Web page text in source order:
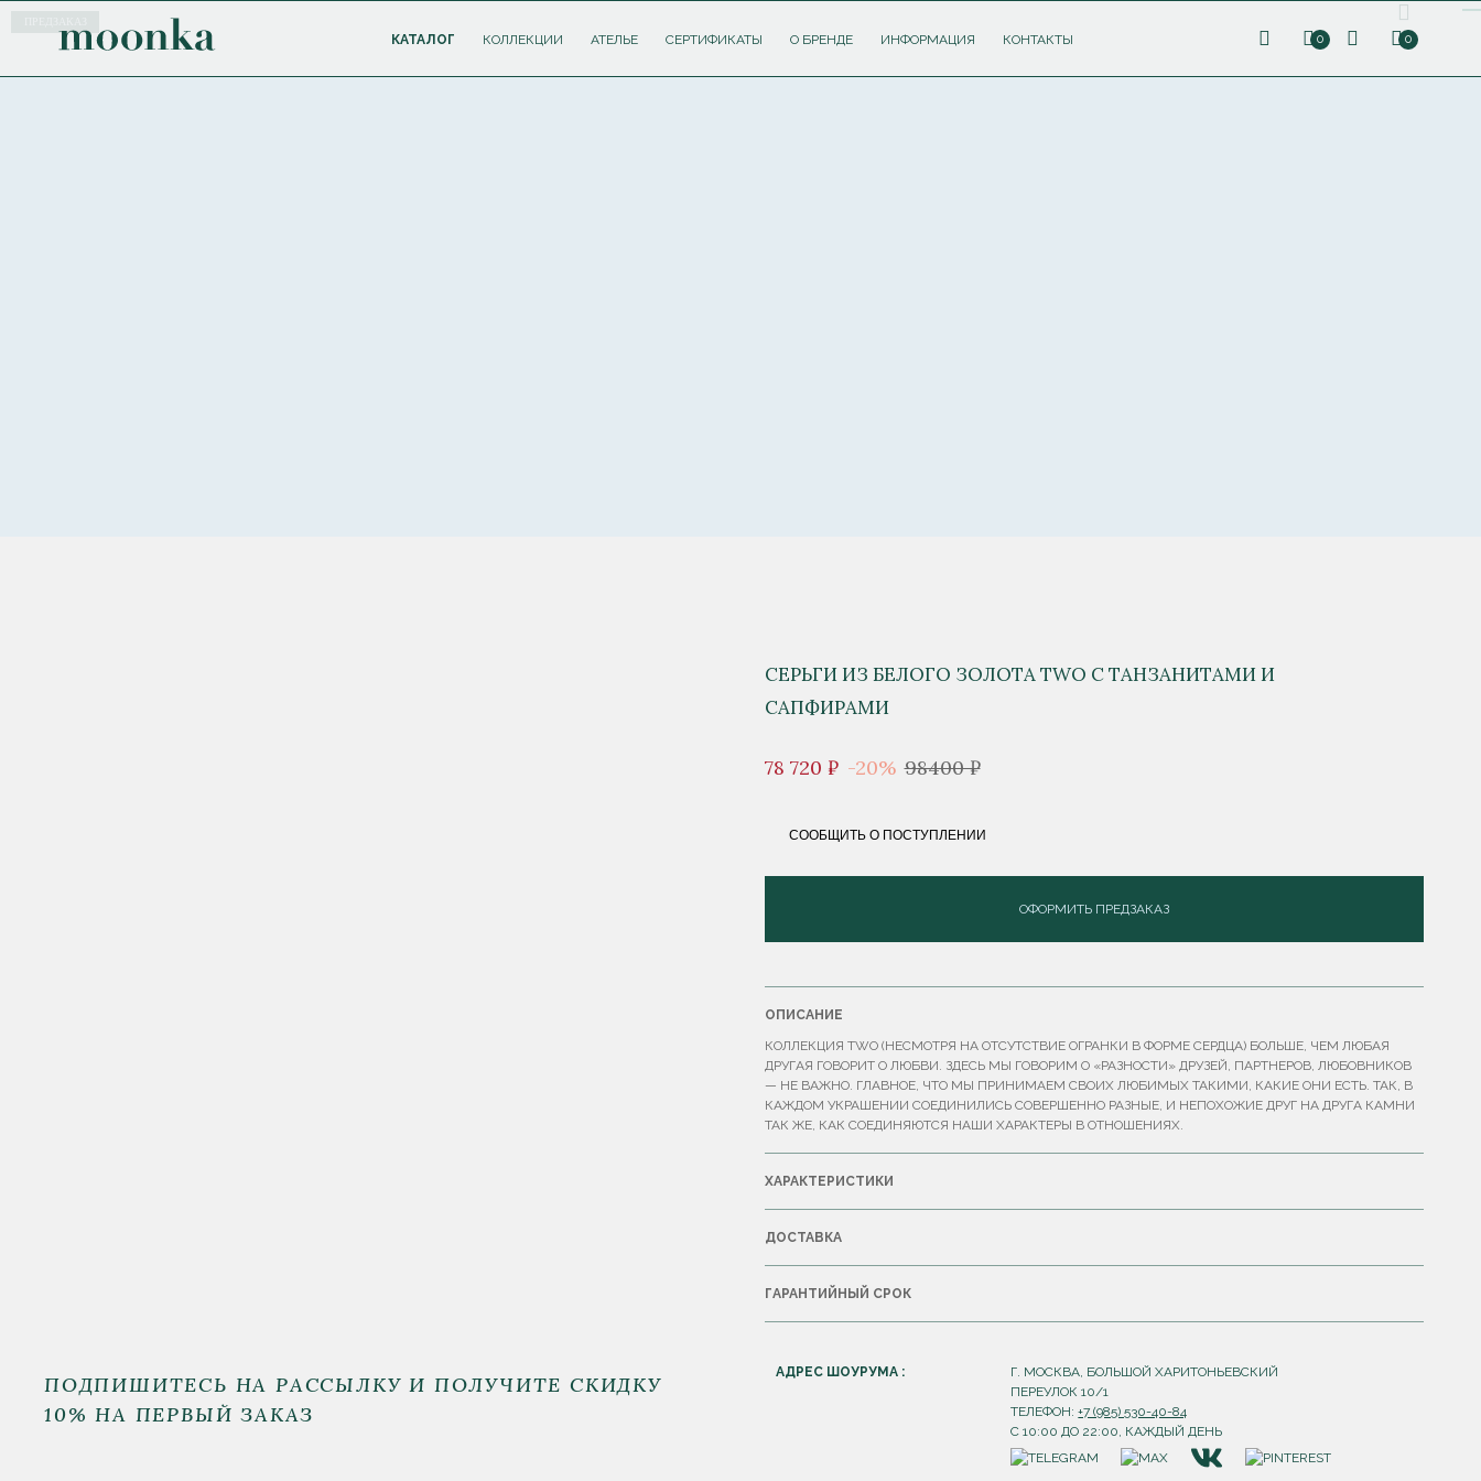
КАТАЛОГ КОЛЛЕКЦИИ АТЕЛЬЕ СЕРТИФИКАТЫ О БРЕНДЕ ИНФОРМАЦИЯ КОНТАКТЫ 0 0
СЕРЬГИ ИЗ БЕЛОГО ЗОЛОТА TWO С ТАНЗАНИТАМИ И
САПФИРАМИ
78 720 ₽ -20% 98400 ₽
СООБЩИТЬ О ПОСТУПЛЕНИИ
ОФОРМИТЬ ПРЕДЗАКАЗ
ОПИСАНИЕ
КОЛЛЕКЦИЯ TWO (НЕСМОТРЯ НА ОТСУТСТВИЕ ОГРАНКИ В ФОРМЕ СЕРДЦА) БОЛЬШЕ, ЧЕМ ЛЮБАЯ
ДРУГАЯ ГОВОРИТ О ЛЮБВИ. ЗДЕСЬ МЫ ГОВОРИМ О «РАЗНОСТИ» ДРУЗЕЙ, ПАРТНЕРОВ, ЛЮБОВНИКОВ
— НЕ ВАЖНО. ГЛАВНОЕ, ЧТО МЫ ПРИНИМАЕМ СВОИХ ЛЮБИМЫХ ТАКИМИ, КАКИЕ ОНИ ЕСТЬ. ТАК, В
КАЖДОМ УКРАШЕНИИ СОЕДИНИЛИСЬ СОВЕРШЕННО РАЗНЫЕ, И НЕПОХОЖИЕ ДРУГ НА ДРУГА КАМНИ
ТАК ЖЕ, КАК СОЕДИНЯЮТСЯ НАШИ ХАРАКТЕРЫ В ОТНОШЕНИЯХ.
ХАРАКТЕРИСТИКИ
ДОСТАВКА
ГАРАНТИЙНЫЙ СРОК
ПОДПИШИТЕСЬ НА РАССЫЛКУ И ПОЛУЧИТЕ СКИДКУ
10% НА ПЕРВЫЙ ЗАКАЗ
АДРЕС ШОУРУМА :
Г. МОСКВА, БОЛЬШОЙ ХАРИТОНЬЕВСКИЙ
ПЕРЕУЛОК 10/1
ТЕЛЕФОН:+7 (985) 530-40-84
С 10:00 ДО 22:00, КАЖДЫЙ ДЕНЬ